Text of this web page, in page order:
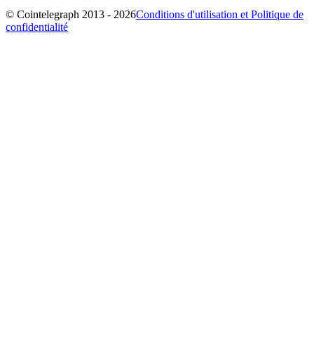
© Cointelegraph 2013 - 2026Conditions d'utilisation et Politique de
confidentialité